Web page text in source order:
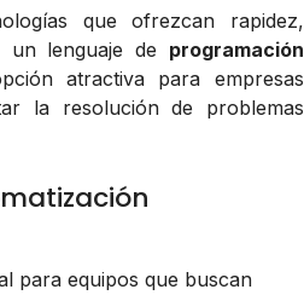
que ofrezcan rapidez,
un lenguaje de programación
atractiva para empresas
la resolución de problemas
para equipos que buscan